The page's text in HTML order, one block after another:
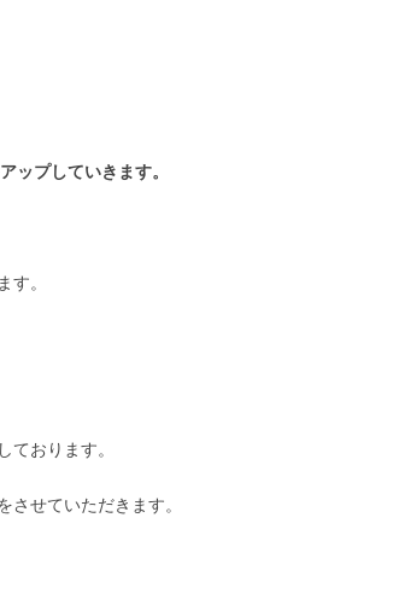
ップしていきます。
す。
ております。
せていただきます。